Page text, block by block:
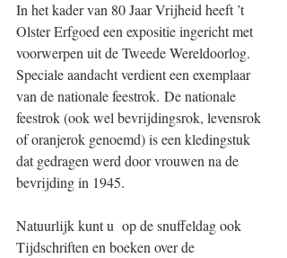
In het kader van 80 Jaar Vrijheid heeft ’t
Olster Erfgoed een expositie ingericht met
voorwerpen uit de Tweede Wereldoorlog.
Speciale aandacht verdient een exemplaar
van de nationale feestrok. De nationale
feestrok (ook wel bevrijdingsrok, levensrok
of oranjerok genoemd) is een kledingstuk
dat gedragen werd door vrouwen na de
bevrijding in 1945.
Natuurlijk kunt u  op de snuffeldag ook
Tijdschriften en boeken over de